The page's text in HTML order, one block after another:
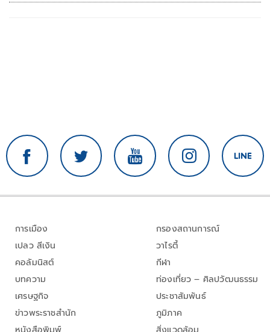
การเมือง
เปลว สีเงิน
คอลัมนิสต์
บทความ
เศรษฐกิจ
ข่าวพระราชสำนัก
กรองสถานการณ์
วาไรตี้
กีฬา
ท่องเที่ยว – ศิลปวัฒนธรรม
ประชาสัมพันธ์
ภูมิภาค